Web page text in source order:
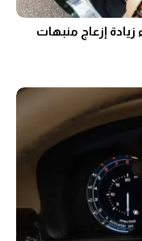
إزعاج منبهات